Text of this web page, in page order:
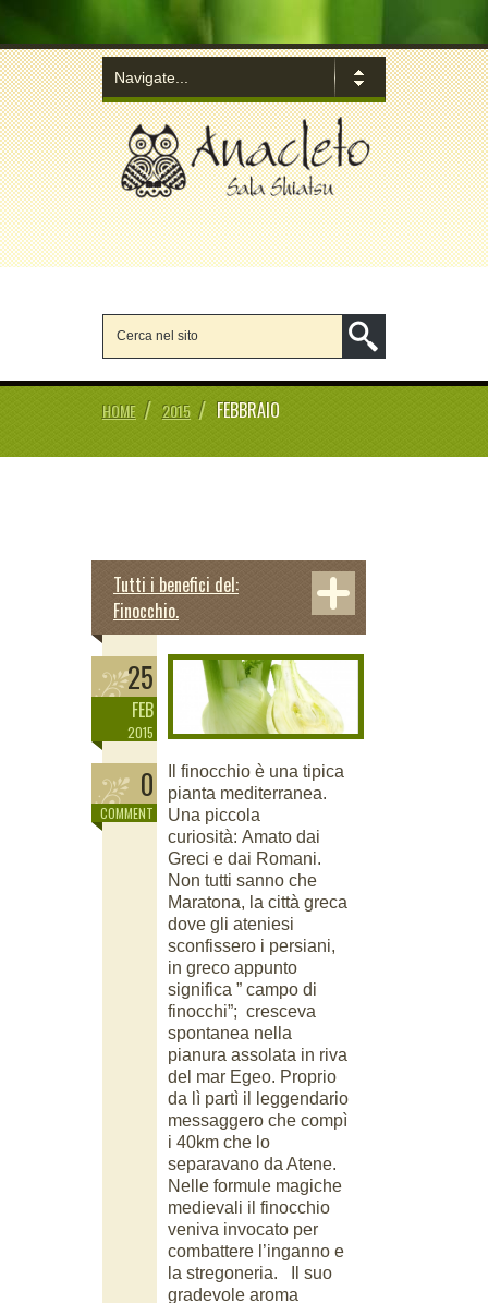
HOME / 2015 / FEBBRAIO
Tutti i benefici del:
Finocchio.
25
FEB
2015
0
COMMENT
Il finocchio è una tipica
pianta mediterranea.
Una piccola
curiosità: Amato dai
Greci e dai Romani.
Non tutti sanno che
Maratona, la città greca
dove gli ateniesi
sconfissero i persiani,
in greco appunto
significa ” campo di
finocchi”; cresceva
spontanea nella
pianura assolata in riva
del mar Egeo. Proprio
da lì partì il leggendario
messaggero che compì
i 40km che lo
separavano da Atene.
Nelle formule magiche
medievali il finocchio
veniva invocato per
combattere l’inganno e
la stregoneria. Il suo
gradevole aroma